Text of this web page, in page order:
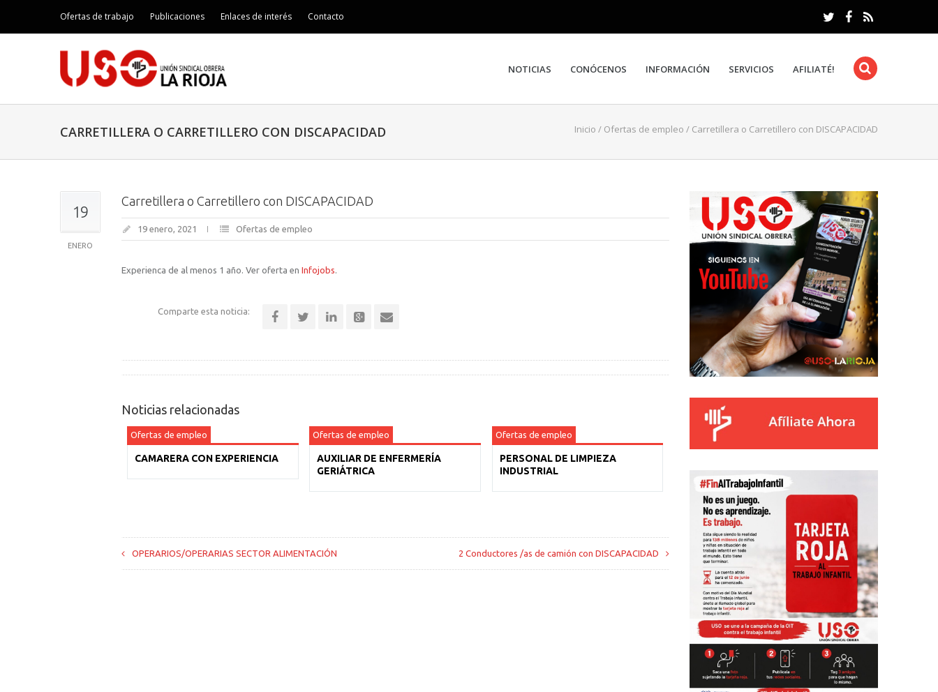
Ofertas de trabajo Publicaciones Enlaces de interés Contacto
NOTICIAS CONÓCENOS INFORMACIÓN SERVICIOS AFILIATÉ!
CARRETILLERA O CARRETILLERO CON DISCAPACIDAD Inicio / Ofertas de empleo / Carretillera o Carretillero con DISCAPACIDAD
19
ENERO
Carretillera o Carretillero con DISCAPACIDAD
19 enero, 2021 Ofertas de empleo
Experienca de al menos 1 año. Ver oferta en Infojobs.
Comparte esta noticia:
Noticias relacionadas
Ofertas de empleo
CAMARERA CON EXPERIENCIA
Ofertas de empleo
AUXILIAR DE ENFERMERÍA
GERIÁTRICA
Ofertas de empleo
PERSONAL DE LIMPIEZA
INDUSTRIAL
OPERARIOS/OPERARIAS SECTOR ALIMENTACIÓN 2 Conductores /as de camión con DISCAPACIDAD